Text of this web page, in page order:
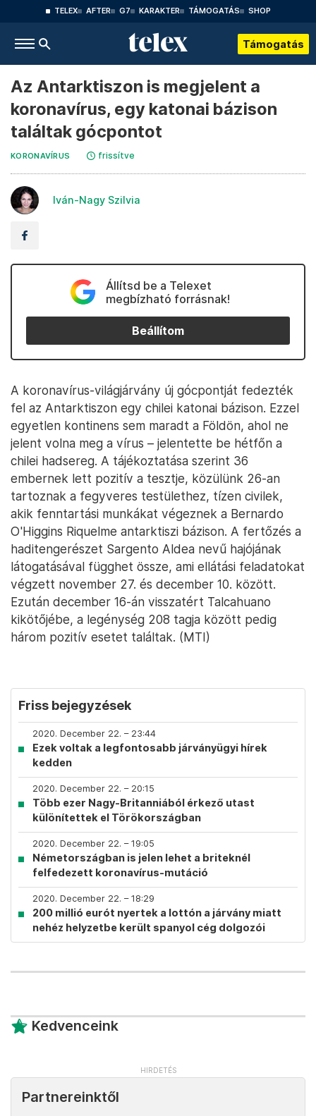
TELEX AFTER G7 KARAKTER TÁMOGATÁS SHOP
Támogatás
Az Antarktiszon is megjelent a
koronavírus, egy katonai bázison
találtak gócpontot
KORONAVÍRUS frissítve
Iván-Nagy Szilvia
Állítsd be a Telexet
megbízható forrásnak!
Beállítom
A koronavírus-világjárvány új gócpontját fedezték
fel az Antarktiszon egy chilei katonai bázison. Ezzel
egyetlen kontinens sem maradt a Földön, ahol ne
jelent volna meg a vírus – jelentette be hétfőn a
chilei hadsereg. A tájékoztatása szerint 36
embernek lett pozitív a tesztje, közülünk 26-an
tartoznak a fegyveres testülethez, tízen civilek,
akik fenntartási munkákat végeznek a Bernardo
O'Higgins Riquelme antarktiszi bázison. A fertőzés a
haditengerészet Sargento Aldea nevű hajójának
látogatásával függhet össze, ami ellátási feladatokat
végzett november 27. és december 10. között.
Ezután december 16-án visszatért Talcahuano
kikötőjébe, a legénység 208 tagja között pedig
három pozitív esetet találtak. (MTI)
Friss bejegyzések
2020. December 22. – 23:44
Ezek voltak a legfontosabb járványügyi hírek
kedden
2020. December 22. – 20:15
Több ezer Nagy-Britanniából érkező utast
különítettek el Törökországban
2020. December 22. – 19:05
Németországban is jelen lehet a briteknél
felfedezett koronavírus-mutáció
2020. December 22. – 18:29
200 millió eurót nyertek a lottón a járvány miatt
nehéz helyzetbe került spanyol cég dolgozói
Kedvenceink
Partnereinktől